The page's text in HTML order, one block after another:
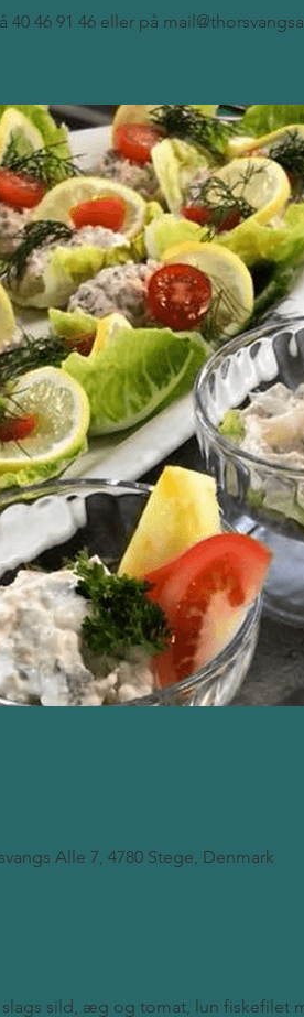
40 46 91 46 eller på
Alle 7, 4780 Stege, Denmark
sild, æg og tomat, lun fiskefilet